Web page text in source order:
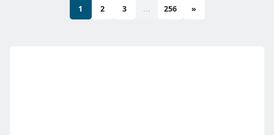
1 2 3 ... 256 »